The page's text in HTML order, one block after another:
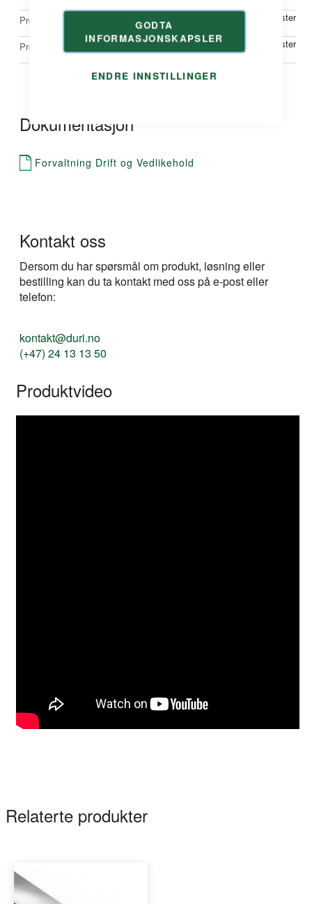
GODTA
INFORMASJONSKAPSLER
ENDRE INNSTILLINGER
Profiltype Skjøtelister
Produkttype Duri systemlister
Dokumentasjon
Forvaltning Drift og Vedlikehold
Kontakt oss
Dersom du har spørsmål om produkt, løsning eller
bestilling kan du ta kontakt med oss på e-post eller
telefon:
kontakt@duri.no
(+47) 24 13 13 50
Produktvideo
Relaterte produkter